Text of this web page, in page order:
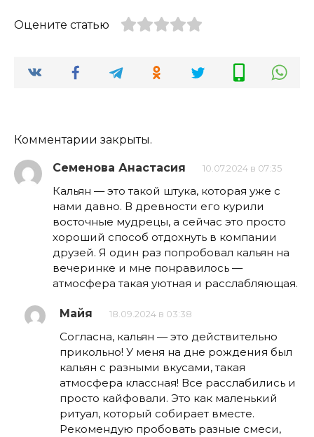
Оцените статью
Комментарии закрыты.
Семенова Анастасия 10.07.2024 в 07:35
Кальян — это такой штука, которая уже с
нами давно. В древности его курили
восточные мудрецы, а сейчас это просто
хороший способ отдохнуть в компании
друзей. Я один раз попробовал кальян на
вечеринке и мне понравилось —
атмосфера такая уютная и расслабляющая.
Майя 18.09.2024 в 03:38
Согласна, кальян — это действительно
прикольно! У меня на дне рождения был
кальян с разными вкусами, такая
атмосфера классная! Все расслабились и
просто кайфовали. Это как маленький
ритуал, который собирает вместе.
Рекомендую пробовать разные смеси,